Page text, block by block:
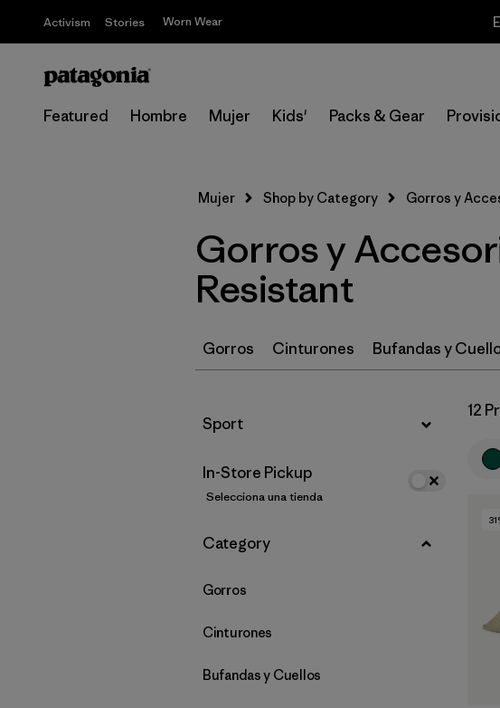
Activism Stories Worn Wear
Featured Hombre Mujer Kids' Packs & Gear
Filtrar por
Category
Filtrar por
Price
Filtrar por
Fit
Filtrar por
1
Filtrar por
Mujer Shop by Category Gorros y
Gorros y
Resistant
Gorros Cinturones Bufandas y
Filtrar por
Sport
In-Store Pickup
Selecciona una tienda
Filtrar por
Category
Gorros
Cinturones
Bufandas y Cuellos
12
31